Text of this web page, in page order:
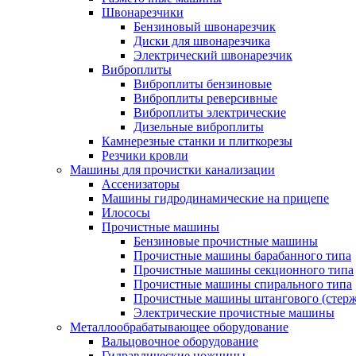
Швонарезчики
Бензиновый швонарезчик
Диски для швонарезчика
Электрический швонарезчик
Виброплиты
Виброплиты бензиновые
Виброплиты реверсивные
Виброплиты электрические
Дизельные виброплиты
Камнерезные станки и плиткорезы
Резчики кровли
Машины для прочистки канализации
Ассенизаторы
Машины гидродинамические на прицепе
Илососы
Прочистные машины
Бензиновые прочистные машины
Прочистные машины барабанного типа
Прочистные машины секционного типа
Прочистные машины спирального типа
Прочистные машины штангового
Электрические прочистные машины
Металлообрабатывающее оборудование
Вальцовочное оборудование